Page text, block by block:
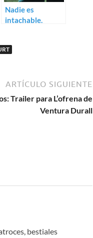
Nadie es
intachable.
ARTÍCULO SIGUIENTE
Trailer para L’ofrena de
Ventura Durall
bestiales